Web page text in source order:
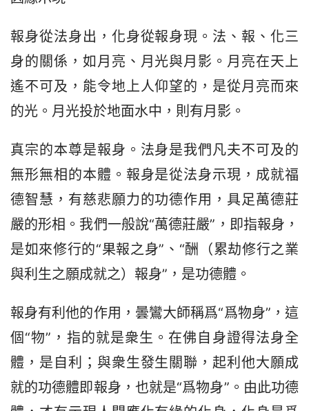
報身從法身出，化身從報身現。法、報、化三
身的關係，如月亮、月光與月影。月亮在天上
遙不可及，能令地上人仰望的，是從月亮而來
的光。月光投於地面水中，則有月影。
真宗的本尊是報身。法身是我們凡夫不可及的
無形無相的本體。報身是從法身示現，成就福
德智慧，有慈悲願力的功德作用，具足萬德莊
嚴的形相。我們一般說“萬德莊嚴”，即指報身，
是如來修行的“果報之身”、“酬（累劫修行之業
與利生之願成就之）報身”，是功德體。
報身有利他的作用，曇鸞大師稱爲“爲物身”，這
個“物”，指的就是衆生。在佛自身證得法身全
體，是自利；與衆生發生關聯，起利他大願成
就的功德體即報身，也就是“爲物身”。由此功德